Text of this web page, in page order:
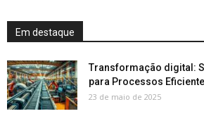
Em destaque
Transformação digital:
para Processos
23 de maio de 2025